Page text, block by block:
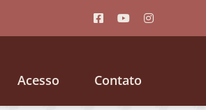
Acesso Contato